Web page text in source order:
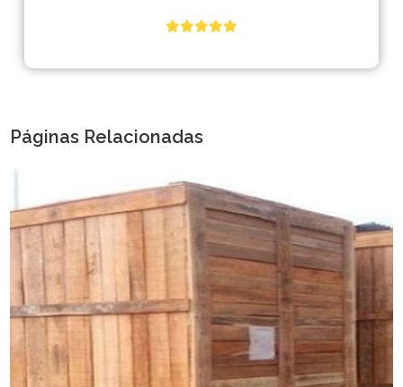
Páginas Relacionadas